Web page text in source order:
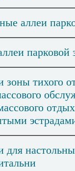
аллеи
парковой
зоны тихого